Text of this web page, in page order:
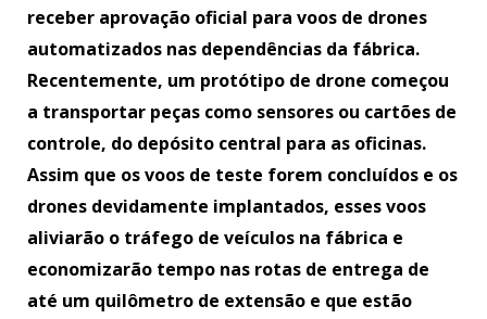
receber aprovação oficial para voos de drones
automatizados nas dependências da fábrica.
Recentemente, um protótipo de drone começou
a transportar peças como sensores ou cartões de
controle, do depósito central para as oficinas.
Assim que os voos de teste forem concluídos e os
drones devidamente implantados, esses voos
aliviarão o tráfego de veículos na fábrica e
economizarão tempo nas rotas de entrega de
até um quilômetro de extensão e que estão